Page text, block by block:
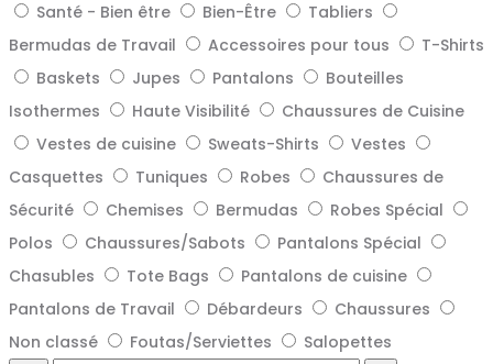
Santé - Bien être
Bien-Être
Tabliers
Bermudas de Travail
Accessoires pour tous
T-Shirts
Baskets
Jupes Pantalons
Bouteilles
Isothermes
Haute Visibilité
Chaussures de Cuisine
Vestes de cuisine
Sweats-Shirts
Vestes
Casquettes
Tuniques Robes
Chaussures de
Sécurité
Chemises Bermudas
Robes Spécial
Polos
Chaussures/Sabots
Pantalons Spécial
Chasubles
Tote Bags
Pantalons de cuisine
Pantalons de Travail
Débardeurs
Chaussures
Non classé
Foutas/Serviettes Salopettes